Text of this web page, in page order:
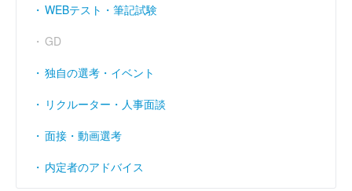
WEBテスト・筆記試験
GD
独自の選考・イベント
リクルーター・人事面談
面接・動画選考
内定者のアドバイス